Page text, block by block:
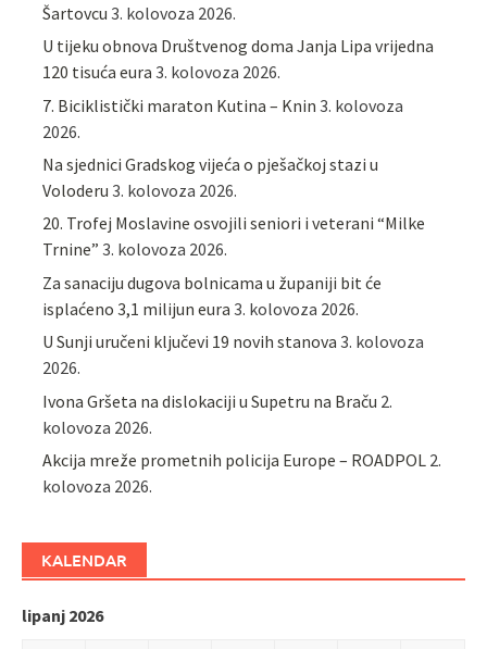
Šartovcu 3. kolovoza 2026.
U tijeku obnova Društvenog doma Janja Lipa vrijedna
120 tisuća eura 3. kolovoza 2026.
7. Biciklistički maraton Kutina – Knin 3. kolovoza
2026.
Na sjednici Gradskog vijeća o pješačkoj stazi u
Voloderu 3. kolovoza 2026.
20. Trofej Moslavine osvojili seniori i veterani “Milke
Trnine” 3. kolovoza 2026.
Za sanaciju dugova bolnicama u županiji bit će
isplaćeno 3,1 milijun eura 3. kolovoza 2026.
U Sunji uručeni ključevi 19 novih stanova 3. kolovoza
2026.
Ivona Gršeta na dislokaciji u Supetru na Braču 2.
kolovoza 2026.
​Akcija mreže prometnih policija Europe – ROADPOL 2.
kolovoza 2026.
KALENDAR
lipanj 2026